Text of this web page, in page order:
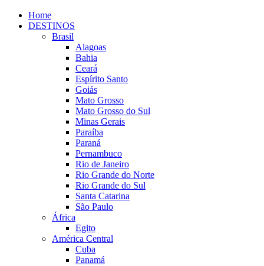
Home
DESTINOS
Brasil
Alagoas
Bahia
Ceará
Espírito Santo
Goiás
Mato Grosso
Mato Grosso do Sul
Minas Gerais
Paraíba
Paraná
Pernambuco
Rio de Janeiro
Rio Grande do Norte
Rio Grande do Sul
Santa Catarina
São Paulo
África
Egito
América Central
Cuba
Panamá